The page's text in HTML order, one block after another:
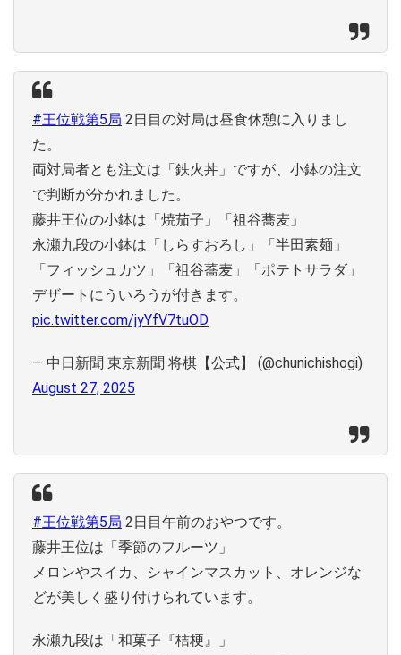
#王位戦第5局 2日目の対局は昼食休憩に入りまし
た。
両対局者とも注文は「鉄火丼」ですが、小鉢の注文
で判断が分かれました。
藤井王位の小鉢は「焼茄子」「祖谷蕎麦」
永瀬九段の小鉢は「しらすおろし」「半田素麺」
「フィッシュカツ」「祖谷蕎麦」「ポテトサラダ」
デザートにういろうが付きます。
pic.twitter.com/jyYfV7tuOD
— 中日新聞 東京新聞 将棋【公式】 (@chunichishogi)
August 27, 2025
#王位戦第5局 2日目午前のおやつです。
藤井王位は「季節のフルーツ」
メロンやスイカ、シャインマスカット、オレンジな
どが美しく盛り付けられています。
永瀬九段は「和菓子『桔梗』」